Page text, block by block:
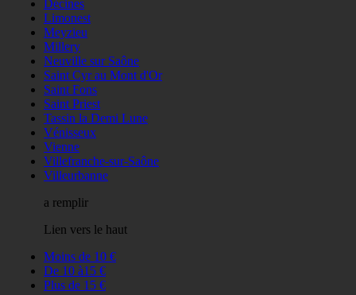
Décines
Limonest
Meyzieu
Millery
Neuville sur Saône
Saint Cyr au Mont d'Or
Saint Fons
Saint Priest
Tassin la Demi Lune
Vénisseux
Vienne
Villefranche-sur-Saône
Villeurbanne
a remplir
Lien vers le haut
Moins de 10 €
De 10 à15 €
Plus de 15 €